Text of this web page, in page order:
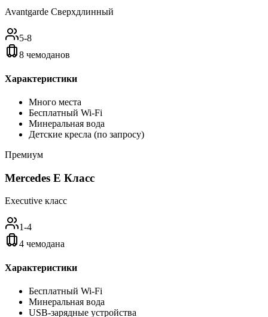
Avantgarde Сверхдлинный
5-8
8 чемоданов
Характеристики
Много места
Бесплатный Wi-Fi
Минеральная вода
Детские кресла (по запросу)
Премиум
Mercedes E Класс
Executive класс
1-4
4 чемодана
Характеристики
Бесплатный Wi-Fi
Минеральная вода
USB-зарядные устройства